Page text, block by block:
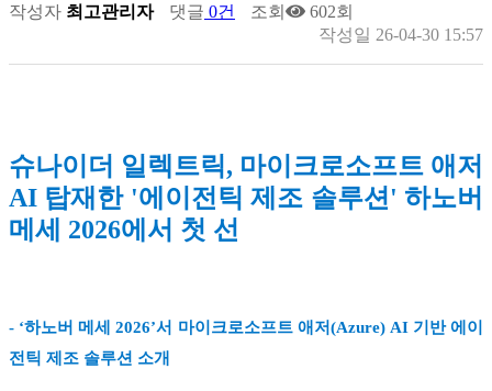
작성자 최고관리자 댓글 0건 조회
602회
작성일 26-04-30 15:57
슈나이더 일렉트릭, 마이크로소프트 애저
AI 탑재한 '에이전틱 제조 솔루션' 하노버
메세 2026에서 첫 선
- ‘하노버 메세 2026’서 마이크로소프트 애저(Azure) AI 기반 에이
전틱 제조 솔루션 소개